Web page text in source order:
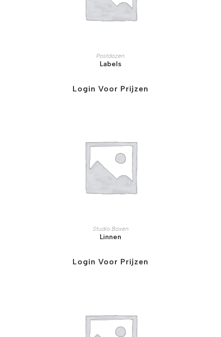
Postdozen
Labels
Login Voor Prijzen
Studio Boxen
Linnen
Login Voor Prijzen